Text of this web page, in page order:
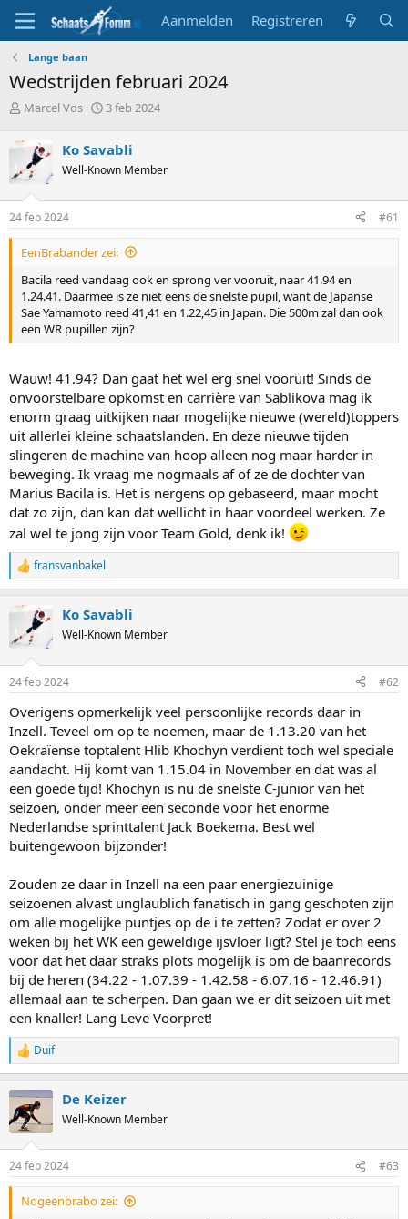
Aanmelden Registreren
Lange baan
Wedstrijden februari 2024
T
p
c
t
a
r
t
r
Marcel Vos
S
r
t
a
u
m
3 feb 2024
Ko Savabli
Well-Known Member
24 feb 2024 #61
EenBrabander zei:
Bacila reed vandaag ook en sprong ver vooruit, naar 41.94 en
1.24.41. Daarmee is ze niet eens de snelste pupil, want de Japanse
Sae Yamamoto reed 41,41 en 1.22,45 in Japan. Die 500m zal dan ook
een WR pupillen zijn?
Wauw! 41.94? Dan gaat het wel erg snel vooruit! Sinds de
onvoorstelbare opkomst en carrière van Sablikova mag ik
enorm graag uitkijken naar mogelijke nieuwe (wereld)toppers
uit allerlei kleine schaatslanden. En deze nieuwe tijden
slingeren de machine van hoop alleen nog maar harder in
beweging. Ik vraag me nogmaals af of ze de dochter van
Marius Bacila is. Het is nergens op gebaseerd, maar mocht
dat zo zijn, dan kan dat wellicht in haar voordeel werken. Ze
zal wel te jong zijn voor Team Gold, denk ik!
R
e
c
t
i
s
fransvanbakel
Ko Savabli
Well-Known Member
24 feb 2024 #62
Overigens opmerkelijk veel persoonlijke records daar in
Inzell. Teveel om op te noemen, maar de 1.13.20 van het
Oekraïense toptalent Hlib Khochyn verdient toch wel speciale
aandacht. Hij komt van 1.15.04 in November en dat was al
een goede tijd! Khochyn is nu de snelste C-junior van het
seizoen, onder meer een seconde voor het enorme
Nederlandse sprinttalent Jack Boekema. Best wel
buitengewoon bijzonder!
Zouden ze daar in Inzell na een paar energiezuinige
seizoenen alvast unglaublich fanatisch in gang geschoten zijn
om alle mogelijke puntjes op de i te zetten? Zodat er over 2
weken bij het WK een geweldige ijsvloer ligt? Stel je toch eens
voor dat het daar straks plots mogelijk is om de baanrecords
bij de heren (34.22 - 1.07.39 - 1.42.58 - 6.07.16 - 12.46.91)
allemaal aan te scherpen. Dan gaan we er dit seizoen uit met
een knaller! Lang Leve Voorpret!
R
e
c
t
i
s
:
Duif
De Keizer
Well-Known Member
24 feb 2024 #63
Nogeenbrabo zei: